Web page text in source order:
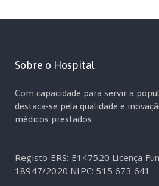
Sobre o Hospital
Com capacidade para servir a
destaca-se pela qualidade e
médicos prestados.
Registo ERS: E147520 Licença
18947/2020 NIPC: 515 673 641